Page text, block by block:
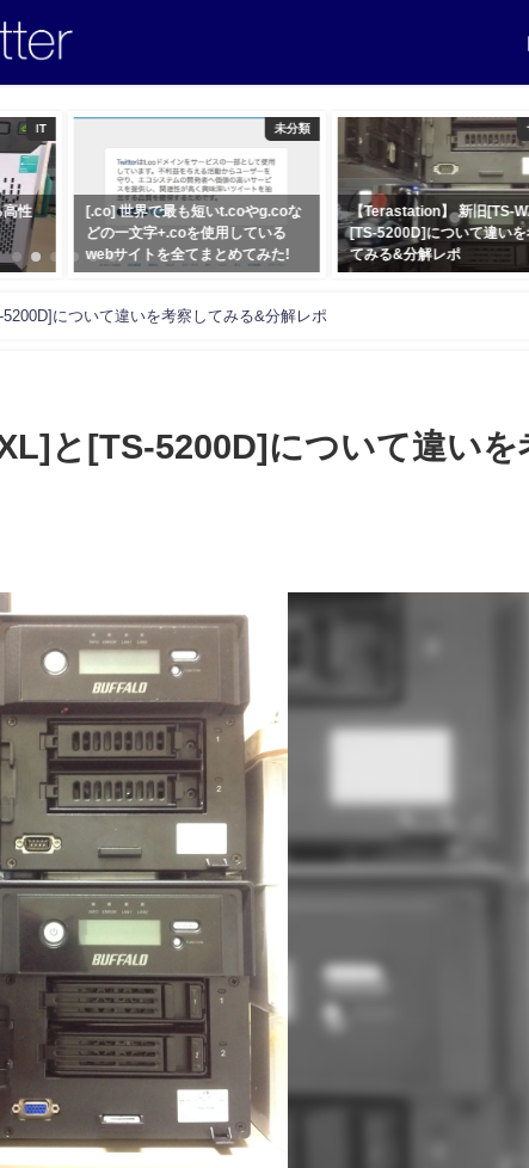
未分類
な
た!
サーバー
【Terastation】 新旧[TS-WXL]と
[TS-5200D]について違いを考察し
てみる&分解レポ
【Not 情報系】電気科の高
応用情報技術者試験に合格
た。
について違いを考察してみる&分解レポ
と[TS-5200D]について違いを